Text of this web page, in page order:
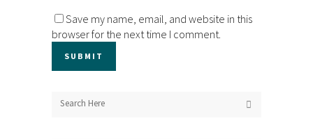
Save my name, email, and website in this
browser for the next time I comment.